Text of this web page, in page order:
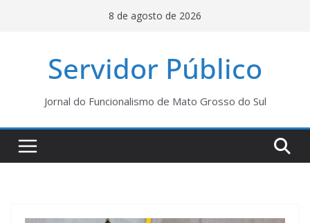
8 de agosto de 2026
Servidor Público
Jornal do Funcionalismo de Mato Grosso do Sul